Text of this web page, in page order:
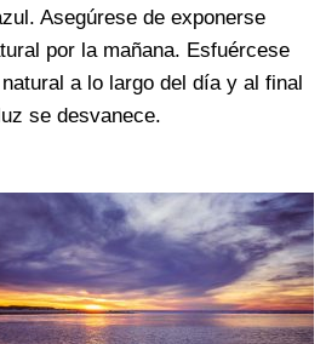
Asegúrese de exponerse
por la mañana. Esfuércese
a lo largo del día y al final
se desvanece.